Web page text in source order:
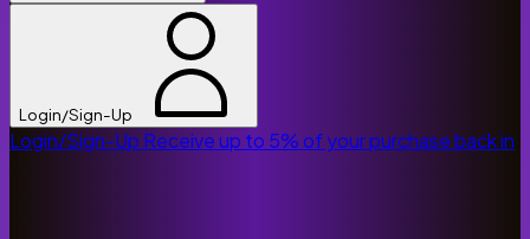
Login/Sign-Up
Login/Sign-Up Receive up to 5% of your purchase back in